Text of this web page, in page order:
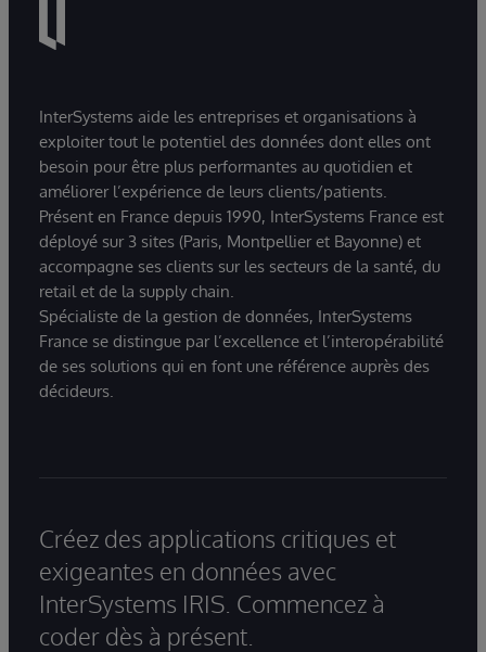
InterSystems aide les entreprises et organisations à
exploiter tout le potentiel des données dont elles ont
besoin pour être plus performantes au quotidien et
améliorer l’expérience de leurs clients/patients.
Présent en France depuis 1990, InterSystems France est
déployé sur 3 sites (Paris, Montpellier et Bayonne) et
accompagne ses clients sur les secteurs de la santé, du
retail et de la supply chain.
Spécialiste de la gestion de données, InterSystems
France se distingue par l’excellence et l’interopérabilité
de ses solutions qui en font une référence auprès des
décideurs.
Créez des applications critiques et
exigeantes en données avec
InterSystems IRIS. Commencez à
coder dès à présent.